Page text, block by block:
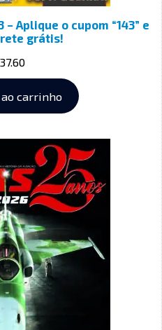
– Aplique o cupom “143” e
grátis!
carrinho